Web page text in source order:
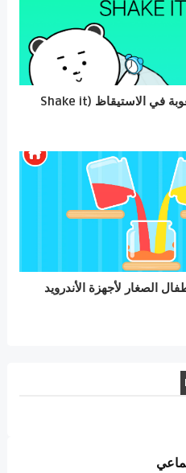
تطبيق منبه خاص لمن يواجه صعوبة في الاستيقاظ (Shake it
الصغار لأجهزة الأندرويد